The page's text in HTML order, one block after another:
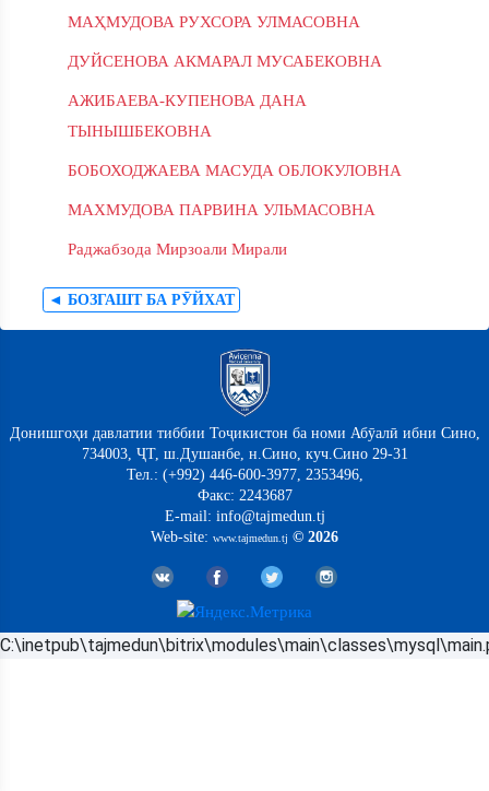
МАҲМУДОВА РУХСОРА УЛМАСОВНА
ДУЙСЕНОВА АКМАРАЛ МУСАБЕКОВНА
АЖИБАЕВА-КУПЕНОВА ДАНА
ТЫНЫШБЕКОВНА
БОБОХОДЖАЕВА МАСУДА ОБЛОКУЛОВНА
МАХМУДОВА ПАРВИНА УЛЬМАСОВНА
Раджабзода Мирзоали Мирали
◄ БОЗГАШТ БА РӮЙХАТ
Донишгоҳи давлатии тиббии Тоҷикистон ба номи Абӯалӣ ибни Сино,
734003, ҶТ, ш.Душанбе, н.Сино, куч.Сино 29-31
Тел.: (+992) 446-600-3977, 2353496,
Факс: 2243687
E-mail: info@tajmedun.tj
Web-site: www.tajmedun.tj © 2026